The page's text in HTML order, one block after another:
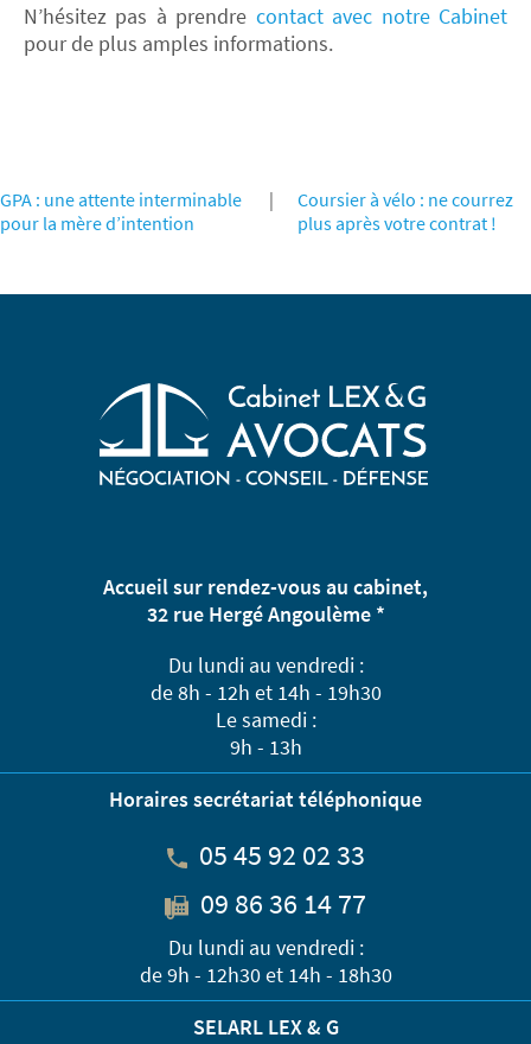
N’hésitez pas à prendre contact avec notre Cabinet
pour de plus amples informations.
GPA : une attente interminable
pour la mère d’intention
|
Coursier à vélo : ne courrez
plus après votre contrat !
Accueil sur rendez-vous au cabinet,
32 rue Hergé Angoulème *
Du lundi au vendredi :
de 8h - 12h et 14h - 19h30
Le samedi :
9h - 13h
Horaires secrétariat téléphonique
05 45 92 02 33
09 86 36 14 77
Du lundi au vendredi :
de 9h - 12h30 et 14h - 18h30
SELARL LEX & G